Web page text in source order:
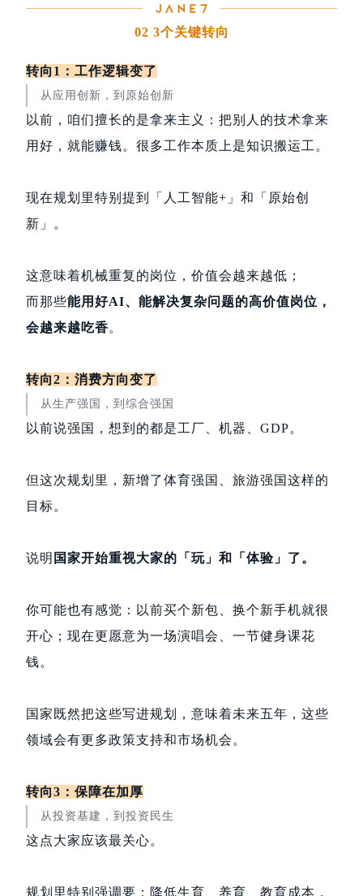
02 3个关键转向
转向1：工作逻辑变了
从应用创新，到原始创新
以前，咱们擅长的是拿来主义：把别人的技术拿来
用好，就能赚钱。很多工作本质上是知识搬运工。
现在规划里特别提到「人工智能+」和「原始创
新」。
这意味着机械重复的岗位，价值会越来越低；
而那些能用好AI、能解决复杂问题的高价值岗位，
会越来越吃香。
转向2：消费方向变了
从生产强国，到综合强国
以前说强国，想到的都是工厂、机器、GDP。
但这次规划里，新增了体育强国、旅游强国这样的
目标。
说明 国家开始重视大家的「玩」和「体验」了。
你可能也有感觉：以前买个新包、换个新手机就很
开心；现在更愿意为一场演唱会、一节健身课花
钱。
国家既然把这些写进规划，意味着未来五年，这些
领域会有更多政策支持和市场机会。
转向3：保障在加厚
从投资基建，到投资民生
这点大家应该最关心。
规划里特别强调要：降低生育、养育、教育成本，